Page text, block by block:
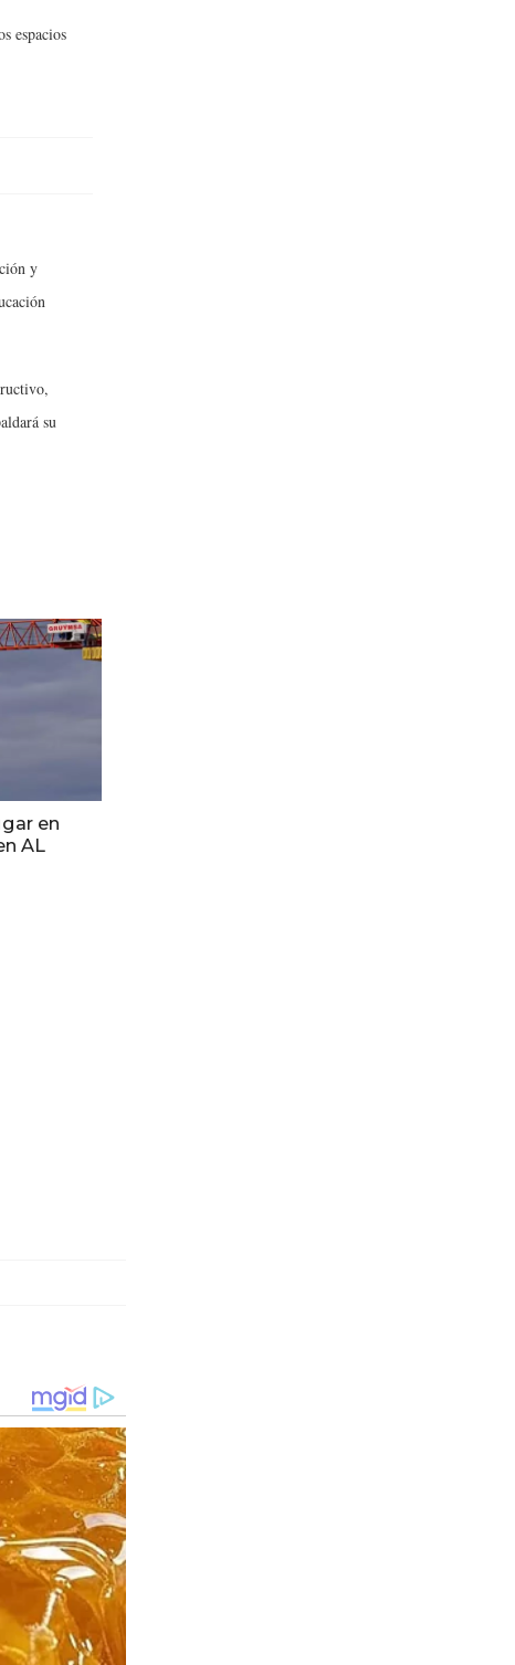
espacios
y
su
en
AL